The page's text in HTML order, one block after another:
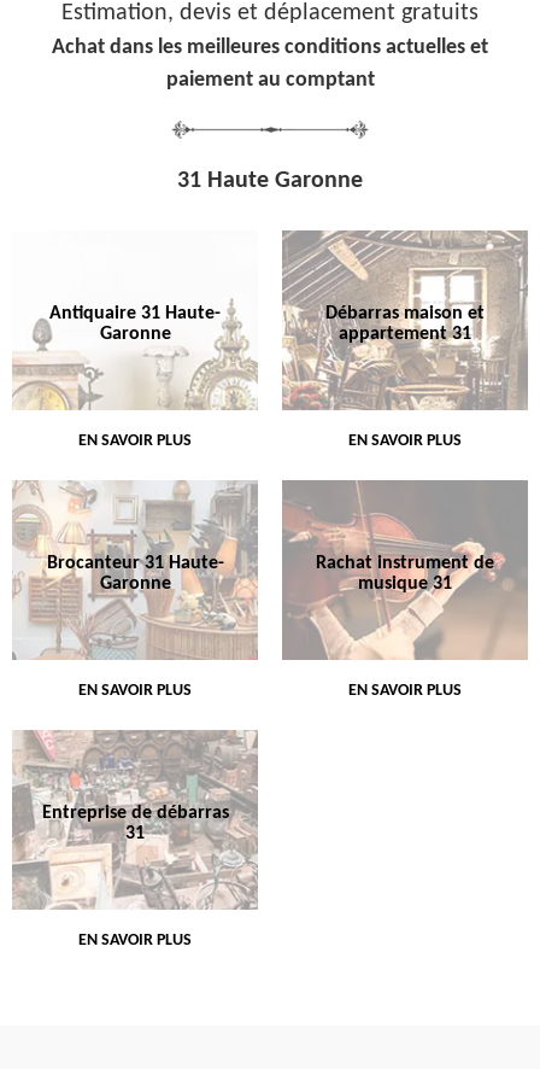
Estimation, devis et déplacement gratuits
Achat dans les meilleures conditions actuelles et
paiement au comptant
31 Haute Garonne
Antiquaire 31 Haute-
Garonne
EN SAVOIR PLUS
Débarras maison et
appartement 31
EN SAVOIR PLUS
Brocanteur 31 Haute-
Garonne
EN SAVOIR PLUS
Rachat instrument de
musique 31
EN SAVOIR PLUS
Entreprise de débarras
31
EN SAVOIR PLUS